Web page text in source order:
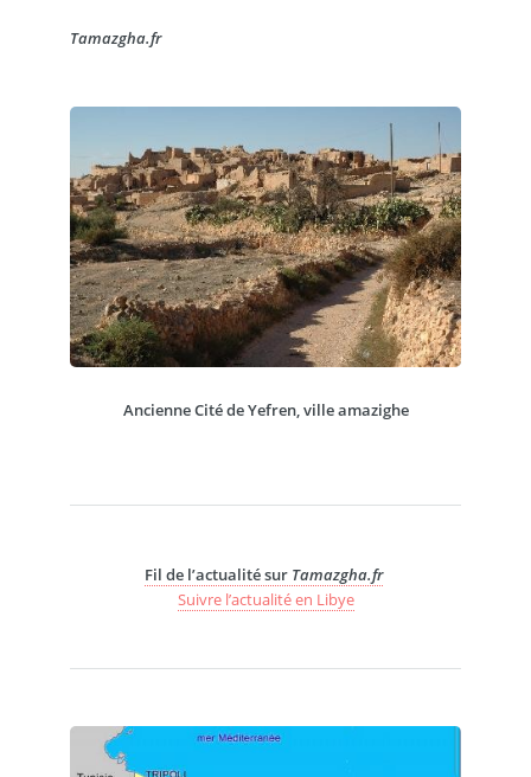
Tamazgha.fr
Ancienne Cité de Yefren, ville amazighe
Fil de l’actualité sur Tamazgha.fr
Suivre l’actualité en Libye